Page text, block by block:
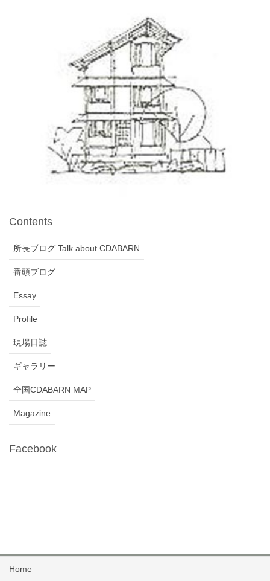
Contents
所長ブログ Talk about CDABARN
番頭ブログ
Essay
Profile
現場日誌
ギャラリー
全国CDABARN MAP
Magazine
Facebook
Home